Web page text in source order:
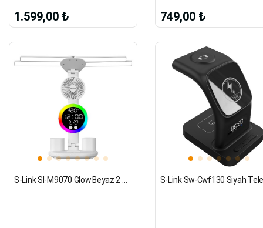
1.599,00 ₺ 749,00 ₺